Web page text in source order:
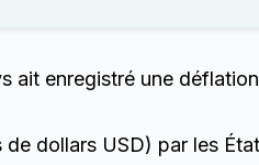
ait enregistré une
dollars USD) par les